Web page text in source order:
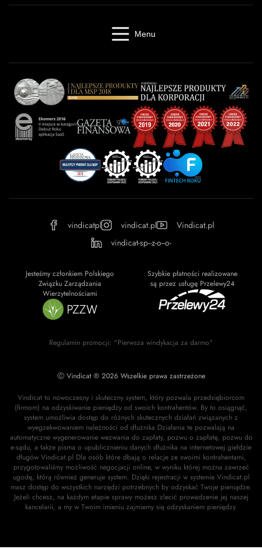
Menu
Baza wiedzyKontaktKalkulator odsetekMiastaPartnerzyFAQRegulaminOWU
vindicatpl vindicat.pl
Vindicat.pl
vindicat-sp--z-o--o-
Jesteśmy członkiem Polskiego
Związku Zarządzania
Wierzytelnościami
Szybkie płatności realizowane
są przez usługę Przelewy24
Regulamin promocji: "Pierwsza windykacja za darmo"
Ⓒ Vindicat ® 2026 Wszelkie prawa zastrzeżone
Vindicat to nowoczesny i skuteczny system, który pozwala przedsiębiorcom
(firmom) na odzyskiwanie pieniędzy od swoich kontrahentów. By to osiągnąć,
system umożliwia dostęp do różnych skutecznych działań związanych z
wyegzekwowaniem należności od dłużnika Działania te pozwalają na
automatyczne wygenerowanie wezwania do zapłaty, pozwu o zapłatę, pozwu do
e-sądu, a także pisma o upublicznieniu danych dłużnika na internetowej giełdzie
długów Vindicat.pl Dla osób które dbają o relacje ze swoimi kontrahentami,
przygotowaliśmy możliwość negocjacji online, w wyniku której można zawrzeć
ugodę, którą również generuje system. Dzięki rejestracji w systemie Vindicat.pl
masz dostęp do wszystkich narzędzi potrzebnych by odzyskać Twoje pieniądze.
Jeżeli chcesz, na każdym etapie sprawy możesz zlecić prowadzenie jej naszej
kancelarii, a my w Twoim imieniu zajmiemy się odzyskaniem pieniędzy.